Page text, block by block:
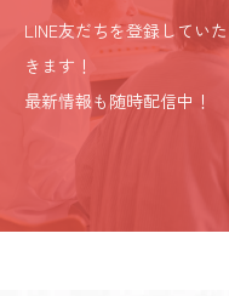
LINE友だちを登録してい
きます！
最新情報も随時配信中！